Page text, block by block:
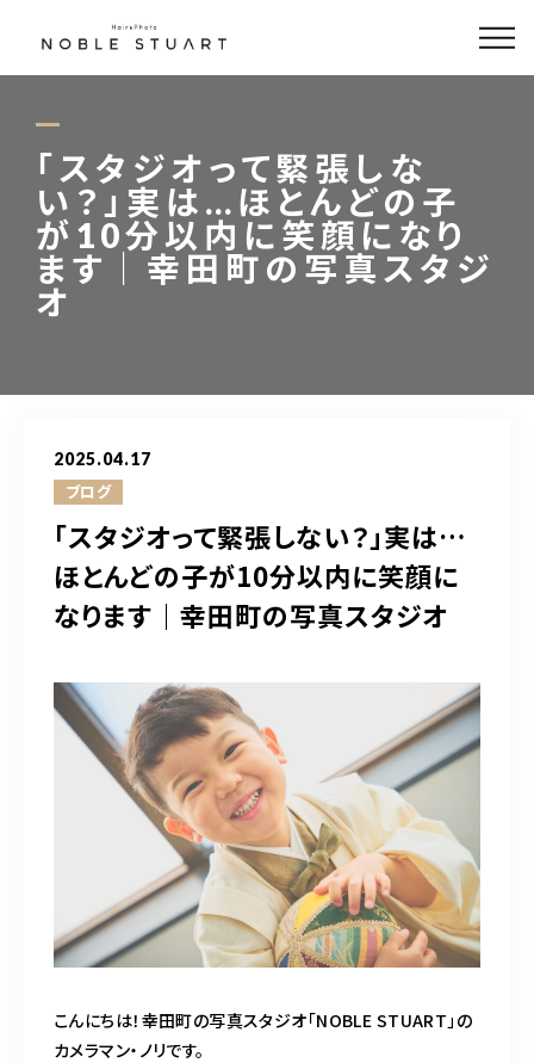
「スタジオって緊張しな
い？」実は…ほとんどの子
が10分以内に笑顔になり
ます｜幸田町の写真スタジ
オ
2025.04.17
ブログ
「スタジオって緊張しない？」実は…
ほとんどの子が10分以内に笑顔に
なります｜幸田町の写真スタジオ
こんにちは！幸田町の写真スタジオ「NOBLE STUART」の
カメラマン・ノリです。
どんな写真が撮れるの？
撮影メニュー
フォト商品
衣装
0564-79-7788
営業時間 10：00～20：00
LINEでのお問い合わせ